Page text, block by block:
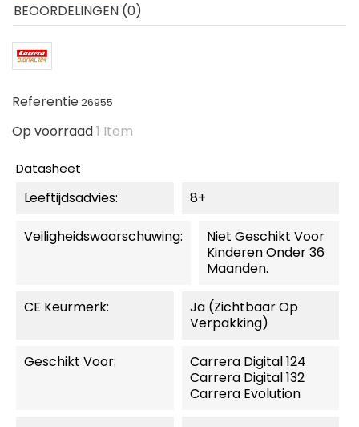
BEOORDELINGEN (0)
Referentie26955
Op voorraad1 Item
Datasheet
Leeftijdsadvies: 8+
Veiligheidswaarschuwing:
Niet Geschikt Voor
Kinderen Onder 36
Maanden.
CE Keurmerk:
Ja (zichtbaar Op
Verpakking)
Geschikt Voor:
Carrera Digital 124
Carrera Digital 132
Carrera Evolution